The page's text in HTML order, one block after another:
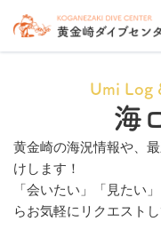
Umi Log
海
黄金崎の海況情報や、
けします！
「会いたい」「見たい
らお気軽にリクエスト